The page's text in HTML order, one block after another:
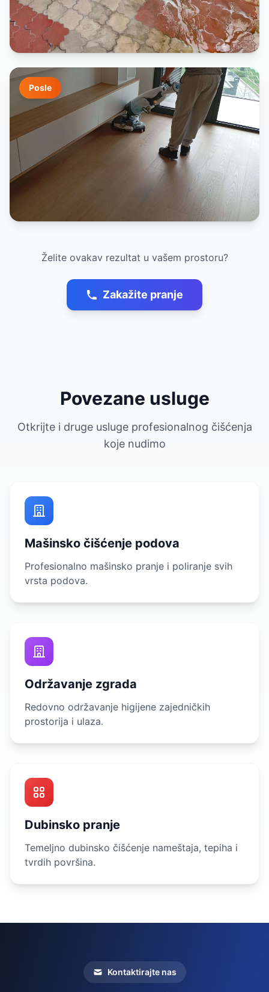
Posle
Želite ovakav rezultat u vašem prostoru?
Zakažite pranje
Povezane usluge
Otkrijte i druge usluge profesionalnog čišćenja
koje nudimo
Mašinsko čišćenje podova
Profesionalno mašinsko pranje i poliranje svih
vrsta podova.
Održavanje zgrada
Redovno održavanje higijene zajedničkih
prostorija i ulaza.
Dubinsko pranje
Temeljno dubinsko čišćenje nameštaja, tepiha i
tvrdih površina.
Kontaktirajte nas